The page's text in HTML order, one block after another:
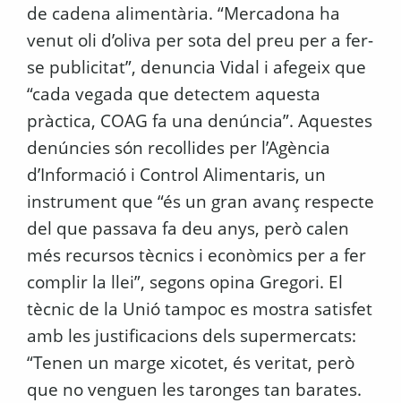
de cadena alimentària. “Mercadona ha
venut oli d’oliva per sota del preu per a fer-
se publicitat”, denuncia Vidal i afegeix que
“cada vegada que detectem aquesta
pràctica, COAG fa una denúncia”. Aquestes
denúncies són recollides per l’Agència
d’Informació i Control Alimentaris, un
instrument que “és un gran avanç respecte
del que passava fa deu anys, però calen
més recursos tècnics i econòmics per a fer
complir la llei”, segons opina Gregori. El
tècnic de la Unió tampoc es mostra satisfet
amb les justificacions dels supermercats:
“Tenen un marge xicotet, és veritat, però
que no venguen les taronges tan barates.